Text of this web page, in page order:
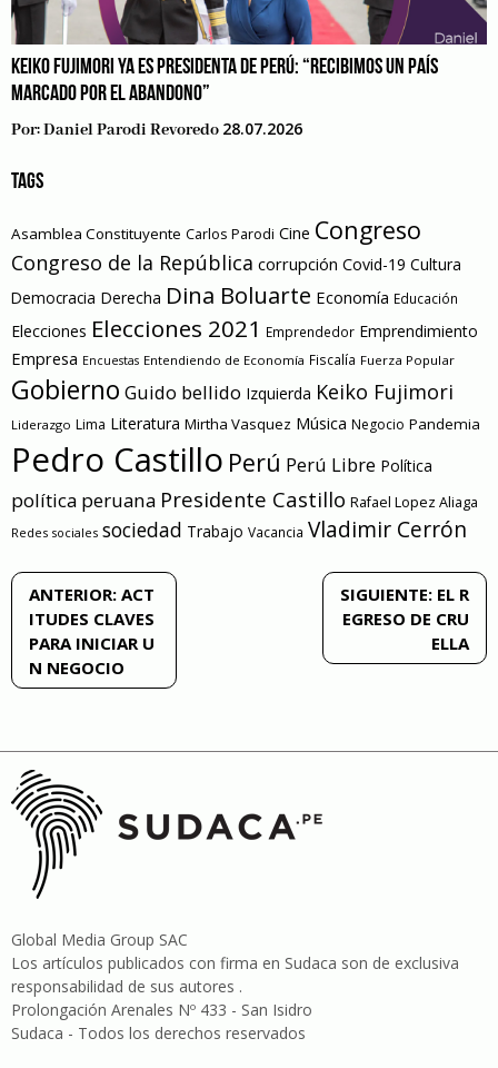
KEIKO FUJIMORI YA ES PRESIDENTA DE PERÚ: “RECIBIMOS UN PAÍS
MARCADO POR EL ABANDONO”
Por:Daniel Parodi Revoredo 28.07.2026
TAGS
Asamblea Constituyente Carlos Parodi Cine Congreso
Congreso de la República corrupción Covid-19 Cultura
Democracia Derecha Dina Boluarte Economía Educación
Elecciones Elecciones 2021 Emprendedor Emprendimiento
Empresa Encuestas Entendiendo de Economía Fiscalía Fuerza Popular
Gobierno Guido bellido Izquierda Keiko Fujimori
Liderazgo Lima Literatura Mirtha Vasquez Música Negocio Pandemia
Pedro Castillo Perú Perú Libre Política
política peruana Presidente Castillo Rafael Lopez Aliaga
Redes sociales sociedad Trabajo Vacancia Vladimir Cerrón
Navegación
de
entradas
ANTERIOR: ACT
ITUDES CLAVES
PARA INICIAR U
N NEGOCIO
SIGUIENTE: EL R
EGRESO DE CRU
ELLA
Global Media Group SAC
Los artículos publicados con firma en Sudaca son de exclusiva
responsabilidad de sus autores .
Prolongación Arenales Nº 433 - San Isidro
Sudaca - Todos los derechos reservados